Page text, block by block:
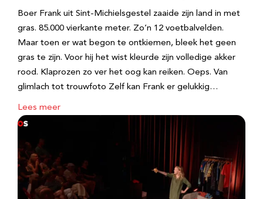
Boer Frank uit Sint-Michielsgestel zaaide zijn land in met
gras. 85.000 vierkante meter. Zo’n 12 voetbalvelden.
Maar toen er wat begon te ontkiemen, bleek het geen
gras te zijn. Voor hij het wist kleurde zijn volledige akker
rood. Klaprozen zo ver het oog kan reiken. Oeps. Van
glimlach tot trouwfoto Zelf kan Frank er gelukkig…
Lees meer